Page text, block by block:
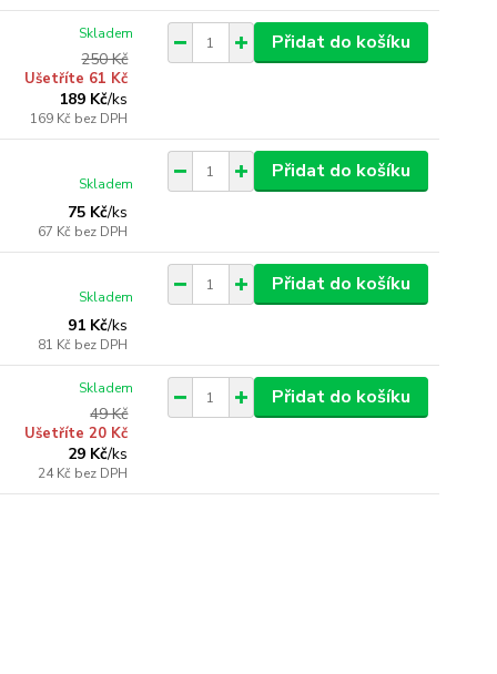
250 Kč
Ušetříte 61 Kč
189 Kč/ks
169 Kč bez DPH
Skladem Přidat do košíku
75 Kč/ks
67 Kč bez DPH
Skladem
Přidat do košíku
91 Kč/ks
81 Kč bez DPH
Skladem
Přidat do košíku
49 Kč
Ušetříte 20 Kč
29 Kč/ks
24 Kč bez DPH
Skladem Přidat do košíku